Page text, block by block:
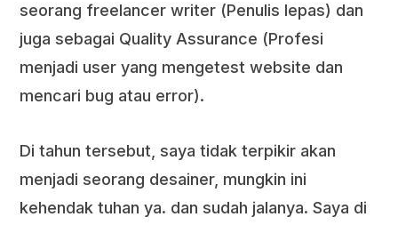
seorang freelancer writer (Penulis lepas) dan
juga sebagai Quality Assurance (Profesi
menjadi user yang mengetest website dan
mencari bug atau error).
Di tahun tersebut, saya tidak terpikir akan
menjadi seorang desainer, mungkin ini
kehendak tuhan ya. dan sudah jalanya. Saya di